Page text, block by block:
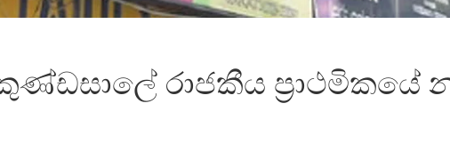
රාජ­කීය ප්‍රාථ­මි­කයේ